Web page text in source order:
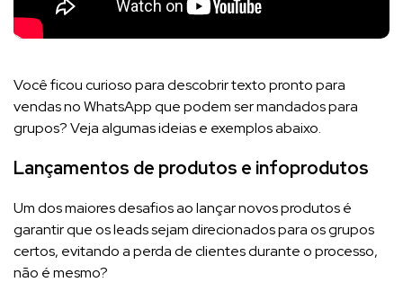
Você ficou curioso para descobrir texto pronto para
vendas no WhatsApp que podem ser mandados para
grupos? Veja algumas ideias e exemplos abaixo.
Lançamentos de produtos e infoprodutos
Um dos maiores desafios ao lançar novos produtos é
garantir que os leads sejam direcionados para os grupos
certos, evitando a perda de clientes durante o processo,
não é mesmo?